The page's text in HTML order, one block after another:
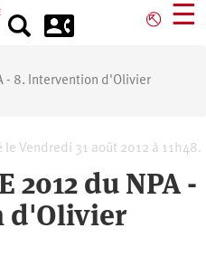
⎋ ☰
- 8. Intervention d'Olivier
le Vendredi 31 août 2012 à 11h48.
2012 du NPA -
d'Olivier